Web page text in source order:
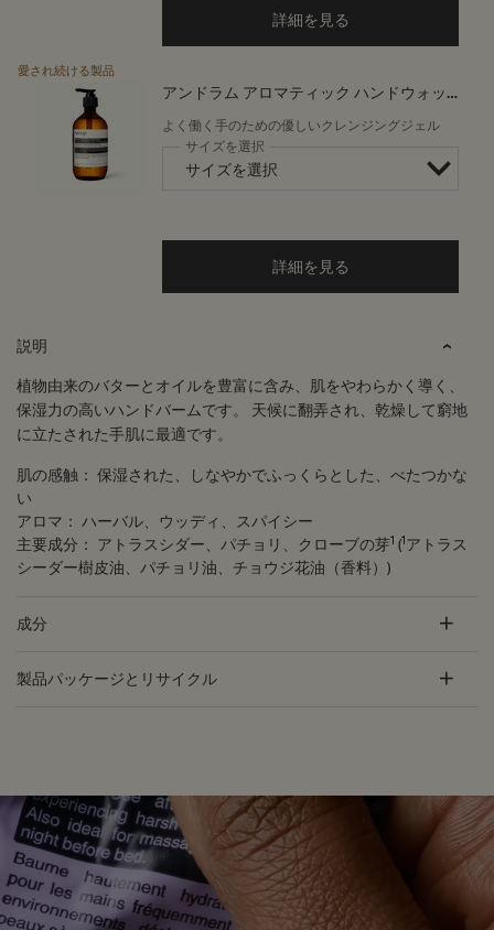
詳細を見る
アンドラム アロマティック ハンドウォッ
シュ
よく働く手のための優しいクレンジングジェル
愛され続ける製品
サイズを選択
詳細を見る
説明
植物由来のバターとオイルを豊富に含み、肌をやわらかく導く、
保湿力の高いハンドバームです。 天候に翻弄され、乾燥して窮地
に立たされた手肌に最適です。
肌の感触： 保湿された、しなやかでふっくらとした、べたつかな
い
アロマ： ハーバル、ウッディ、スパイシー
主要成分： アトラスシダー、パチョリ、クローブの芽1 (1アトラス
シーダー樹皮油、パチョリ油、チョウジ花油（香料）)
成分
製品パッケージとリサイクル